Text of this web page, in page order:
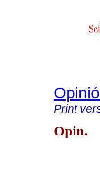
Print
Opin.